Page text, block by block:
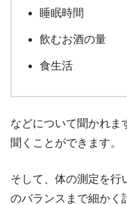
睡眠時間
飲むお酒の量
食生活
などについて聞かれま
聞くことができます。
そして、体の測定を行
のバランスまで細かく